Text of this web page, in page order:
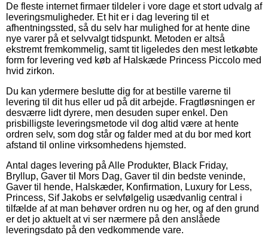
De fleste internet firmaer tildeler i vore dage et stort udvalg af
leveringsmuligheder. Et hit er i dag levering til et
afhentningssted, så du selv har mulighed for at hente dine
nye varer på et selvvalgt tidspunkt. Metoden er altså
ekstremt fremkommelig, samt tit ligeledes den mest letkøbte
form for levering ved køb af Halskæde Princess Piccolo med
hvid zirkon.
Du kan ydermere beslutte dig for at bestille varerne til
levering til dit hus eller ud på dit arbejde. Fragtløsningen er
desværre lidt dyrere, men desuden super enkel. Den
prisbilligste leveringsmetode vil dog altid være at hente
ordren selv, som dog står og falder med at du bor med kort
afstand til online virksomhedens hjemsted.
Antal dages levering på Alle Produkter, Black Friday,
Bryllup, Gaver til Mors Dag, Gaver til din bedste veninde,
Gaver til hende, Halskæder, Konfirmation, Luxury for Less,
Princess, Sif Jakobs er selvfølgelig usædvanlig central i
tilfælde af at man behøver ordren nu og her, og af den grund
er det jo aktuelt at vi ser nærmere på den anslåede
leveringsdato på den vedkommende vare.